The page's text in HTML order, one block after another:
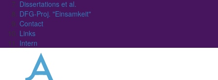
Dissertations et al.
DFG-Proj. "Einsamkeit"
Contact
Links
Intern